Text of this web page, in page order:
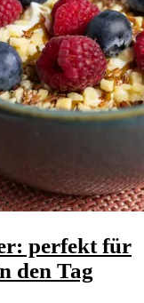
perfekt für
den Tag